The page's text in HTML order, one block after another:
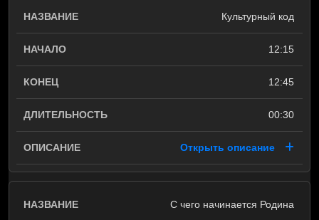
Культурный код
12:15
12:45
00:30
Открыть описание
С чего начинается Родина